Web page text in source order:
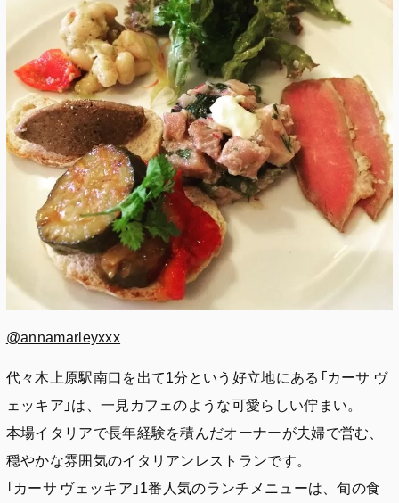
@annamarleyxxx
代々木上原駅南口を出て1分という好立地にある「カーサ ヴ
ェッキア」は、一見カフェのような可愛らしい佇まい。
本場イタリアで長年経験を積んだオーナーが夫婦で営む、
穏やかな雰囲気のイタリアンレストランです。
「カーサ ヴェッキア」1番人気のランチメニューは、旬の食